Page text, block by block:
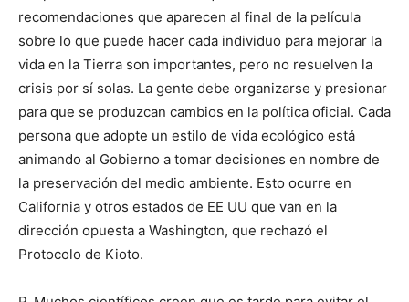
recomendaciones que aparecen al final de la película
sobre lo que puede hacer cada individuo para mejorar la
vida en la Tierra son importantes, pero no resuelven la
crisis por sí solas. La gente debe organizarse y presionar
para que se produzcan cambios en la política oficial. Cada
persona que adopte un estilo de vida ecológico está
animando al Gobierno a tomar decisiones en nombre de
la preservación del medio ambiente. Esto ocurre en
California y otros estados de EE UU que van en la
dirección opuesta a Washington, que rechazó el
Protocolo de Kioto.